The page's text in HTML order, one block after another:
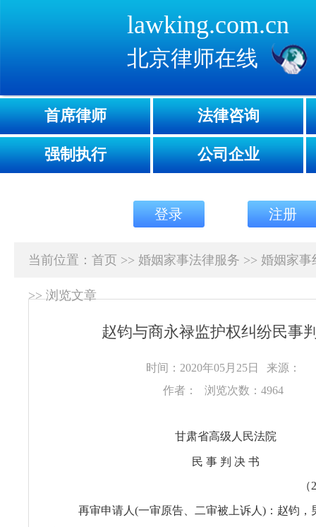
lawking.com.cn
北京律师在线
首席律师 法律咨询
强制执行 公司企业
登录 注册
当前位置： 首页 >> 婚姻家事法律服务 >> 婚姻家事
>>浏览文章
赵钧与商永禄监护权纠纷民事
时间：2020年05月25日
来源：
作者：
浏览次数：4964
甘肃省高级人民法院
民 事 判 决 书
再审申请人(一审原告、二审被上诉人)：赵钧，